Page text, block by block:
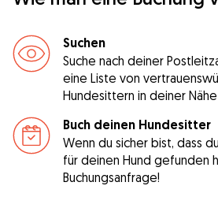
Suchen
Suche nach deiner
eine Liste von
Hundesittern in deiner
Buch deinen Hundesitter
Wenn du sicher bist, dass
für deinen Hund gefunden
Buchungsanfrage!